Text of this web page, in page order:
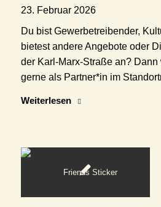
23. Februar 2026
Du bist Gewerbetreibender,
bietest andere Angebote oder
der Karl-Marx-Straße an?
gerne als Partner*in im
Weiterlesen